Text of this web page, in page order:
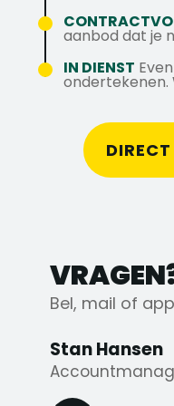
aanbod dat je
IN DIENST
ondertekenen.
Bel, mail of
Stan Hansen